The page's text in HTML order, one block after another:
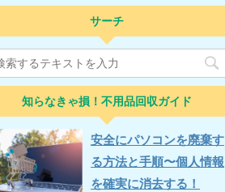
サーチ
知らなきゃ損！不用品回収ガイド
安全にパソコンを廃棄す
る方法と手順〜個人情報
を確実に消去する！